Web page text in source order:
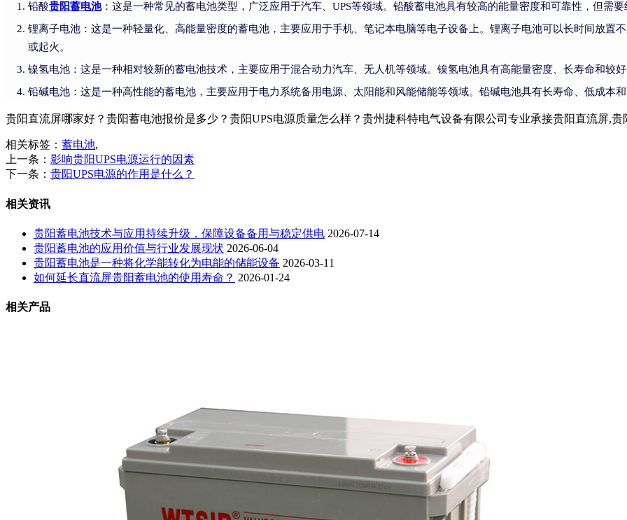
铅酸贵阳蓄电池：这是一种常见的蓄电池类型，广泛应用于汽车、UPS等领域。铅酸蓄电池具有较高的能量密度和可靠性，但需要
锂离子电池：这是一种轻量化、高能量密度的蓄电池，主要应用于手机、笔记本电脑等电子设备上。锂离子电池可以长时间放置
或起火。
镍氢电池：这是一种相对较新的蓄电池技术，主要应用于混合动力汽车、无人机等领域。镍氢电池具有高能量密度、长寿命和较
铅碱电池：这是一种高性能的蓄电池，主要应用于电力系统备用电源、太阳能和风能储能等领域。铅碱电池具有长寿命、低成本
贵阳直流屏哪家好？贵阳蓄电池报价是多少？贵阳UPS电源质量怎么样？贵州捷科特电气设备有限公司专业承接贵阳直流屏,贵
相关标签： 蓄电池,
上一条： 影响贵阳UPS电源运行的因素
下一条： 贵阳UPS电源的作用是什么？
相关资讯
贵阳蓄电池技术与应用持续升级，保障设备备用与稳定供电 2026-07-14
贵阳蓄电池的应用价值与行业发展现状 2026-06-04
贵阳蓄电池是一种将化学能转化为电能的储能设备 2026-03-11
如何延长直流屏贵阳蓄电池的使用寿命？ 2026-01-24
相关产品